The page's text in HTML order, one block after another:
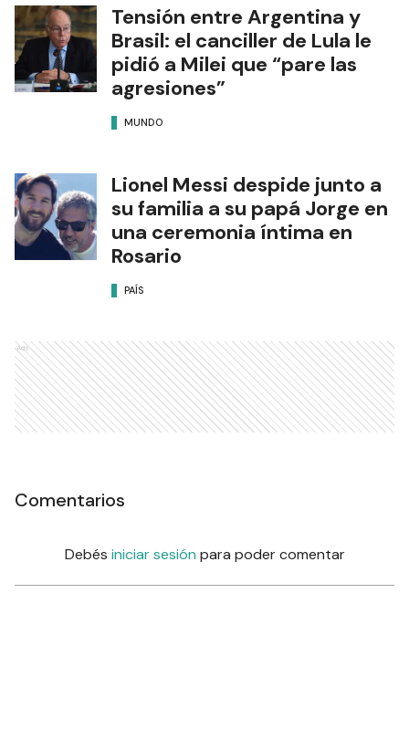
Tensión entre Argentina y
Brasil: el canciller de Lula le
pidió a Milei que “pare las
agresiones”
MUNDO
Lionel Messi despide junto a
su familia a su papá Jorge en
una ceremonia íntima en
Rosario
PAÍS
Ads
Comentarios
Debés iniciar sesión para poder comentar